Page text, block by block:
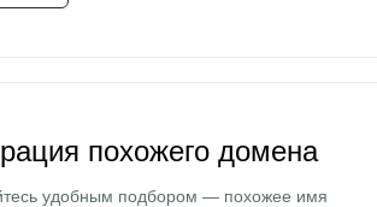
похожего домена
удобным подбором — похожее имя